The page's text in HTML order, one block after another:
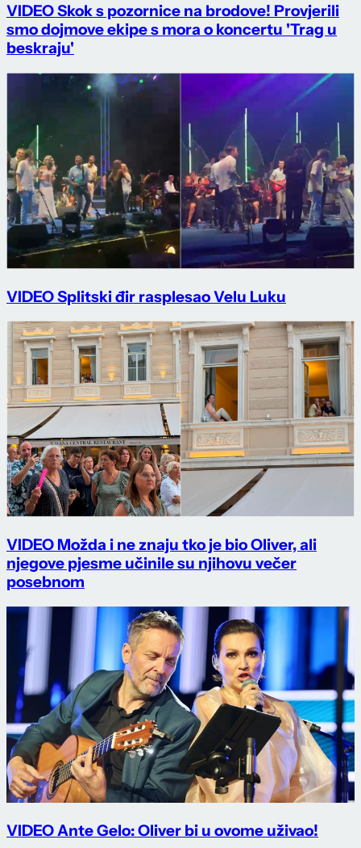
VIDEO Skok s pozornice na brodove! Provjerili
smo dojmove ekipe s mora o koncertu 'Trag u
beskraju'
VIDEO Splitski đir rasplesao Velu Luku
VIDEO Možda i ne znaju tko je bio Oliver, ali
njegove pjesme učinile su njihovu večer
posebnom
VIDEO Ante Gelo: Oliver bi u ovome uživao!